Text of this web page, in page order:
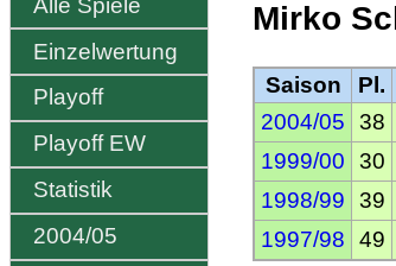
Einzelwertung
Playoff
Playoff EW
Statistik
2004/05
Mirko
Saison Pl.
2004/05
38
1999/00
30
1998/99
39
1997/98
49